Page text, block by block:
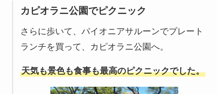
カピオラニ公園でピクニック
さらに歩いて、パイオニアサルーンでプレート
ランチを買って、カピオラニ公園へ。
天気も景色も食事も最高のピクニックでした。